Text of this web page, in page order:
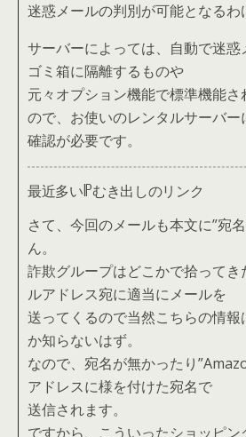
迷惑メールの判別が可能となるわ
サーバーによっては、自動で迷
ゴミ箱に隔離するものや
元々オプション機能で標準機能
ので、お使いのレンタルサーバー
確認が必要です。
最近多いIPむき出しのリンク
さて、今回のメールも本文に”宛
ん。
詐欺グループはどこかで拾って
ルアドレス宛に適当にメールを
送ってくるので当然こちらの情報
か知らないはず。
なので、宛名が無かったり
アドレスに様を付けた宛名で
送信されます。
ですから、こういったショッピ